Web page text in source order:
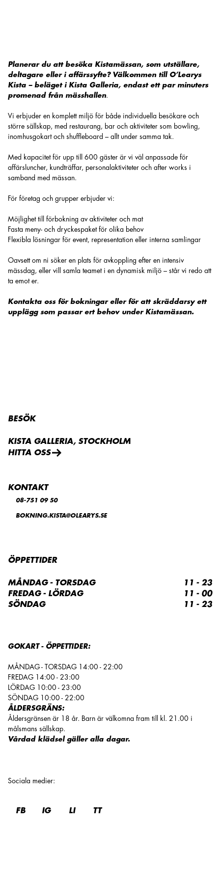
Planerar du att besöka Kistamässan, som utställare,
deltagare eller i affärssyfte? Välkommen till O’Learys
Kista – beläget i Kista Galleria, endast ett par minuters
promenad från mässhallen.
Vi erbjuder en komplett miljö för både individuella besökare och
större sällskap, med restaurang, bar och aktiviteter som bowling,
inomhusgokart och shuffleboard – allt under samma tak.
Med kapacitet för upp till 600 gäster är vi väl anpassade för
affärsluncher, kundträffar, personalaktiviteter och after works i
samband med mässan.
För företag och grupper erbjuder vi:
Möjlighet till förbokning av aktiviteter och mat
Fasta meny- och dryckespaket för olika behov
Flexibla lösningar för event, representation eller interna samlingar
Oavsett om ni söker en plats för avkoppling efter en intensiv
mässdag, eller vill samla teamet i en dynamisk miljö – står vi redo att
ta emot er.
Kontakta oss för bokningar eller för att skräddarsy ett
upplägg som passar ert behov under Kistamässan.
GOKART - ÖPPETTIDER:
MÅNDAG - TORSDAG 14:00 - 22:00
FREDAG 14:00 - 23:00
LÖRDAG 10:00 - 23:00
SÖNDAG 10:00 - 22:00
ÅLDERSGRÄNS:
Åldersgränsen är 18 år. Barn är välkomna fram till kl. 21.00 i
målsmans sällskap.
Vårdad klädsel gäller alla dagar.
Sociala medier:
FB IG LI TT
BESÖK
KISTA GALLERIA, STOCKHOLM
HITTA OSS
KONTAKT
08-751 09 50
BOKNING.KISTA@OLEARYS.SE
ÖPPETTIDER
MÅNDAG - TORSDAG
11 - 23
FREDAG - LÖRDAG
11 - 00
SÖNDAG
11 - 23